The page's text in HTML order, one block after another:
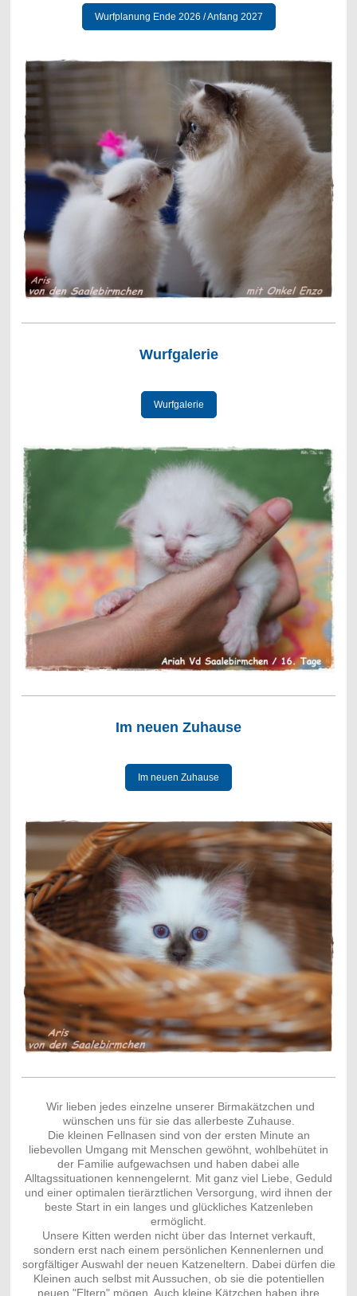
Wurfplanung Ende 2026 / Anfang 2027
Wurfgalerie
Wurfgalerie
Im neuen Zuhause
Im neuen Zuhause
Wir lieben jedes einzelne unserer Birmakätzchen und
wünschen uns für sie das allerbeste Zuhause.
Die kleinen Fellnasen sind von der ersten Minute an
liebevollen Umgang mit Menschen gewöhnt, wohlbehütet in
der Familie aufgewachsen und haben dabei alle
Alltagssituationen kennengelernt. Mit ganz viel Liebe, Geduld
und einer optimalen tierärztlichen Versorgung, wird ihnen der
beste Start in ein langes und glückliches Katzenleben
ermöglicht.
Unsere Kitten werden nicht über das Internet verkauft,
sondern erst nach einem persönlichen Kennenlernen und
sorgfältiger Auswahl der neuen Katzeneltern. Dabei dürfen die
Kleinen auch selbst mit Aussuchen, ob sie die potentiellen
neuen "Eltern" mögen. Auch kleine Kätzchen haben ihre